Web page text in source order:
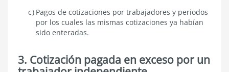
Pagos de cotizaciones por trabajadores y periodos
por los cuales las mismas cotizaciones ya habían
sido enteradas.
3. Cotización pagada en exceso por un